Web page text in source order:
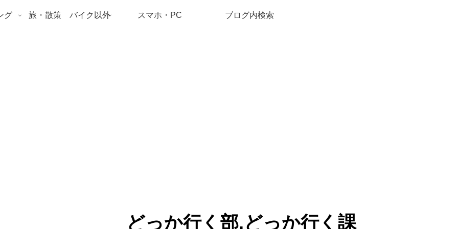
どっか行く部.どっか行く課
グ 旅・散策 バイク以外 スマホ・PC ブログ内検索